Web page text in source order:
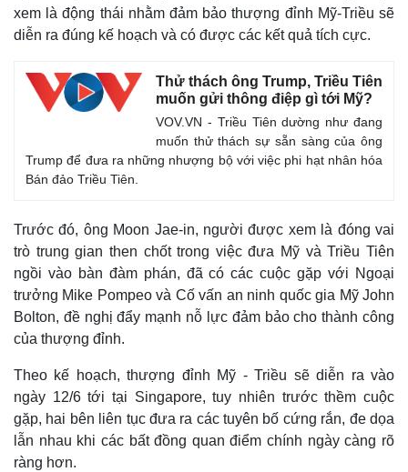
xem là động thái nhằm đảm bảo thượng đỉnh Mỹ-Triều sẽ
diễn ra đúng kế hoạch và có được các kết quả tích cực.
Thử thách ông Trump, Triều Tiên
muốn gửi thông điệp gì tới Mỹ?
VOV.VN - Triều Tiên dường như đang
muốn thử thách sự sẵn sàng của ông
Trump để đưa ra những nhượng bộ với việc phi hạt nhân hóa
Bán đảo Triều Tiên.
Trước đó, ông Moon Jae-in, người được xem là đóng vai
trò trung gian then chốt trong việc đưa Mỹ và Triều Tiên
ngồi vào bàn đàm phán, đã có các cuộc gặp với Ngoại
trưởng Mike Pompeo và Cố vấn an ninh quốc gia Mỹ John
Bolton, đề nghị đẩy mạnh nỗ lực đảm bảo cho thành công
của thượng đỉnh.
Theo kế hoạch, thượng đỉnh Mỹ - Triều sẽ diễn ra vào
ngày 12/6 tới tại Singapore, tuy nhiên trước thềm cuộc
gặp, hai bên liên tục đưa ra các tuyên bố cứng rắn, đe dọa
lẫn nhau khi các bất đồng quan điểm chính ngày càng rõ
ràng hơn.